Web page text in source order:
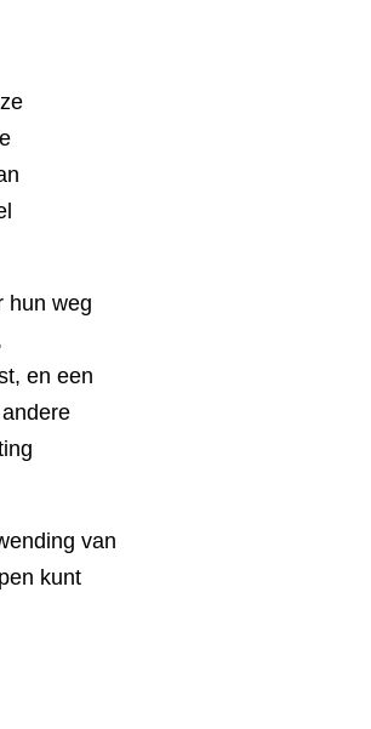
hun weg
en een
van
kunt